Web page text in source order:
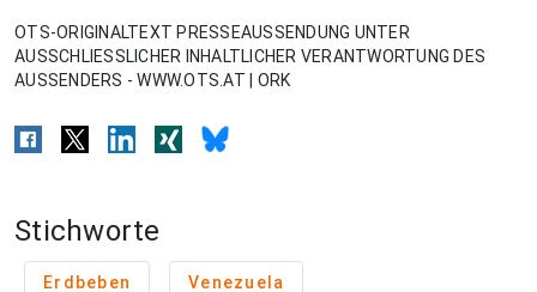
OTS-ORIGINALTEXT PRESSEAUSSENDUNG UNTER
AUSSCHLIESSLICHER INHALTLICHER VERANTWORTUNG DES
AUSSENDERS - WWW.OTS.AT | ORK
Stichworte
Erdbeben Venezuela